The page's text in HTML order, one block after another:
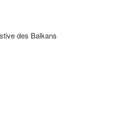
des Balkans